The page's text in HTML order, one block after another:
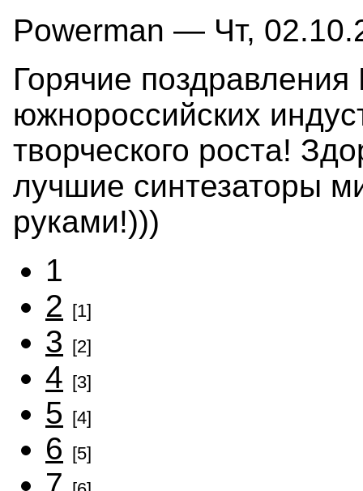
Powerman — Чт,
Горячие
южнороссийских
творческого роста!
лучшие синтезаторы
руками!)))
1
2 [1]
3 [2]
4 [3]
5 [4]
6 [5]
7